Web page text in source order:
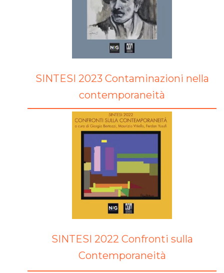
SINTESI 2023 Contaminazioni nella
contemporaneità
SINTESI 2022 Confronti sulla
Contemporaneità